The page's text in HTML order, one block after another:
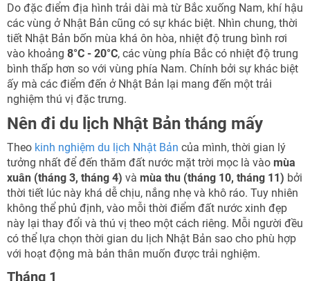
Do đặc điểm địa hình trải dài mà từ Bắc xuống Nam, khí hậu
các vùng ở Nhật Bản cũng có sự khác biệt. Nhìn chung, thời
tiết Nhật Bản bốn mùa khá ôn hòa, nhiệt độ trung bình rơi
vào khoảng 8°C - 20°C, các vùng phía Bắc có nhiệt độ trung
bình thấp hơn so với vùng phía Nam. Chính bởi sự khác biệt
ấy mà các điểm đến ở Nhật Bản lại mang đến một trải
nghiệm thú vị đặc trưng.
Nên đi du lịch Nhật Bản tháng mấy
Theo kinh nghiệm du lịch Nhật Bản của mình, thời gian lý
tưởng nhất để đến thăm đất nước mặt trời mọc là vào mùa
xuân (tháng 3, tháng 4) và mùa thu (tháng 10, tháng 11) bởi
thời tiết lúc này khá dễ chịu, nắng nhẹ và khô ráo. Tuy nhiên
không thể phủ định, vào mỗi thời điểm đất nước xinh đẹp
này lại thay đổi và thú vị theo một cách riêng. Mỗi người đều
có thể lựa chọn thời gian du lịch Nhật Bản sao cho phù hợp
với hoạt động mà bản thân muốn được trải nghiệm.
Tháng 1
TƯ VẤN NGAY
TƯ VẤN NGAY
TƯ VẤN NGAY
TƯ VẤN NGAY
TƯ VẤN NGAY
Nhận ưu đãi ngayNhận ưu đãi ngay!